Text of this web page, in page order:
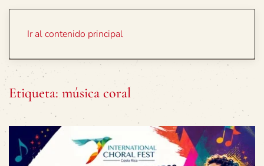
Ir al contenido principal
Etiqueta: música coral